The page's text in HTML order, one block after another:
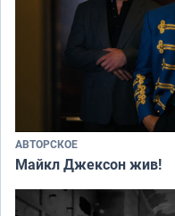
АВТОРСКОЕ
Майкл Джексон жив!